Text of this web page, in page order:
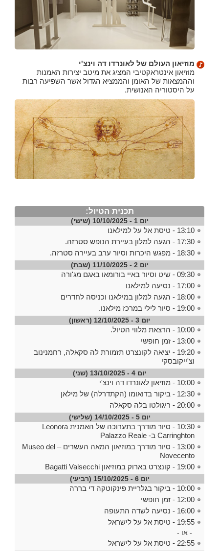
מוזיאון העולם של לאונרדו דה וינצ'י
מוזיאון אינטראקטיבי המציג את מיטב יצירות האמנות
וההמצאות של האומן והממציא הגדול אשר השפיעה רבות
על היסטוריה האנושית.
תכנית הטיול:
יום 1 - 10/10/2025 (שישי)
13:10 - טיסת אל על למילאנו
17:30 - הגעה למלון בעיירת הנופש סטרזה.
18:30 - מפגש היכרות וסיור ערב בעיירה סטרזה.
יום 2 - 11/10/2025 (שבת)
09:30 - שיט וסיור באיי בורומאו באגם מג'ורה
17:00 - נסיעה למילאנו
18:00 - הגעה למלון במילאנו וכניסה לחדרים
19:00 - סיור לילי במרכז מילאנו.
יום 3 - 12/10/2025 (ראשון)
10:00 - הרצאת מלווי הטיול.
13:00 - זמן חופשי
19:20 - יציאה לקונצרט תזמורת לה סקאלה, רחמנינוב
וצ'ייקובסקי
יום 4 - 13/10/2025 (שני)
10:00 - מוזיאון לאונרדו דה וינצ'י
12:30 - ביקור בדואומו (הקתדרלה) של מילאן
20:00 - ריגולטו בלה סקאלה
יום 5 - 14/10/2025 (שלישי)
10:30 - סיור מודרך בתערוכה של האמנית Leonora
Carringhton ב- Palazzo Reale
13:00 - סיור מודרך במוזיאון המאה העשרים – Museo del
Novecento
19:00 - קונצרט בארוק במוזיאון Bagatti Valsecchi
יום 6 - 15/10/2025 (רביעי)
10:00 - ביקור בגלריית פינקוטקה די בררה
12:00 - זמן חופשי
16:00 - נסיעה לשדה התעופה
19:55 - טיסת אל על לישראל
- או -
22:55 - טיסת אל על לישראל